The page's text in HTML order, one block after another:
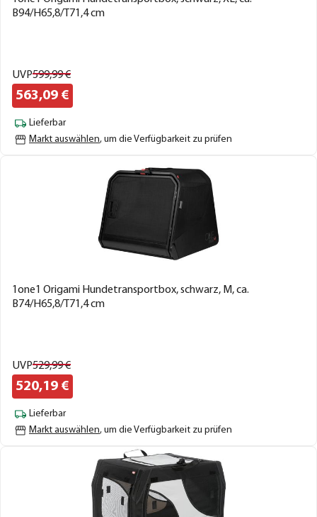
B94/H65,8/T71,4 cm
UVP599,99€
563,09 €
Lieferbar
Markt auswählen, um die Verfügbarkeit zu prüfen
1one1 Origami Hundetransportbox, schwarz, M, ca.
B74/H65,8/T71,4 cm
UVP529,99€
520,19 €
Lieferbar
Markt auswählen, um die Verfügbarkeit zu prüfen